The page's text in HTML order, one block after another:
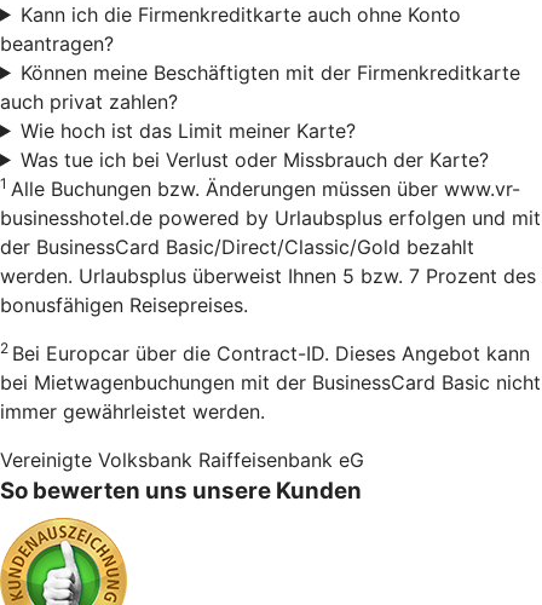
Kann ich die Firmenkreditkarte auch ohne Konto
beantragen?
Können meine Beschäftigten mit der Firmenkreditkarte
auch privat zahlen?
Wie hoch ist das Limit meiner Karte?
Was tue ich bei Verlust oder Missbrauch der Karte?
1 Alle Buchungen bzw. Änderungen müssen über www.vr-
businesshotel.de powered by Urlaubsplus erfolgen und mit
der BusinessCard Basic/Direct/Classic/Gold bezahlt
werden. Urlaubsplus überweist Ihnen 5 bzw. 7 Prozent des
bonusfähigen Reisepreises.
2 Bei Europcar über die Contract-ID. Dieses Angebot kann
bei Mietwagenbuchungen mit der BusinessCard Basic nicht
immer gewährleistet werden.
Vereinigte Volksbank Raiffeisenbank eG
So bewerten uns unsere Kunden